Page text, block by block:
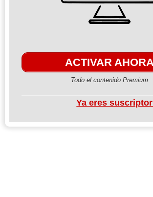
ACTIVAR AHORA
Todo el contenido Premium
Ya eres